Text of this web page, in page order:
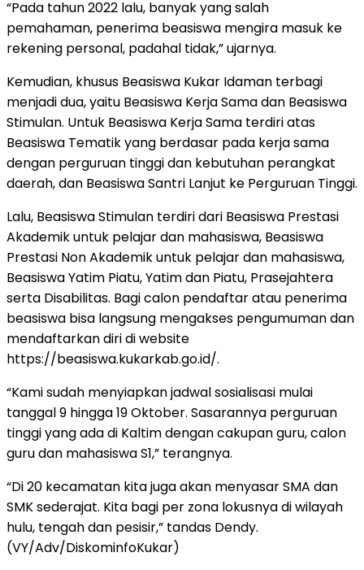
“Pada tahun 2022 lalu, banyak yang salah
pemahaman, penerima beasiswa mengira masuk ke
rekening personal, padahal tidak,” ujarnya.
Kemudian, khusus Beasiswa Kukar Idaman terbagi
menjadi dua, yaitu Beasiswa Kerja Sama dan Beasiswa
Stimulan. Untuk Beasiswa Kerja Sama terdiri atas
Beasiswa Tematik yang berdasar pada kerja sama
dengan perguruan tinggi dan kebutuhan perangkat
daerah, dan Beasiswa Santri Lanjut ke Perguruan Tinggi.
Lalu, Beasiswa Stimulan terdiri dari Beasiswa Prestasi
Akademik untuk pelajar dan mahasiswa, Beasiswa
Prestasi Non Akademik untuk pelajar dan mahasiswa,
Beasiswa Yatim Piatu, Yatim dan Piatu, Prasejahtera
serta Disabilitas. Bagi calon pendaftar atau penerima
beasiswa bisa langsung mengakses pengumuman dan
mendaftarkan diri di website
https://beasiswa.kukarkab.go.id/.
“Kami sudah menyiapkan jadwal sosialisasi mulai
tanggal 9 hingga 19 Oktober. Sasarannya perguruan
tinggi yang ada di Kaltim dengan cakupan guru, calon
guru dan mahasiswa S1,” terangnya.
“Di 20 kecamatan kita juga akan menyasar SMA dan
SMK sederajat. Kita bagi per zona lokusnya di wilayah
hulu, tengah dan pesisir,” tandas Dendy.
(VY/Adv/DiskominfoKukar)